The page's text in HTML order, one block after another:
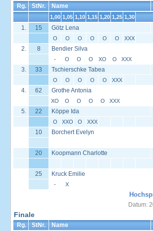
Rg. StNr. Name
1,00 1,05 1,10 1,15 1,20 1,25 1,30
1. 15 Götz Lena
O O O O O O XXX
2. 8 Bendier Silva
- O O O XO O XXX
3. 33 Tschierschke Tabea
O O O O O XXX
4. 62 Grothe Antonia
XO O O O O XXX
5. 22 Köppe Ida
O XXO O XXX
10 Borchert Evelyn
20 Koopmann Charlotte
25 Kruck Emilie
- X
Datum:
Finale
Rg. StNr. Name